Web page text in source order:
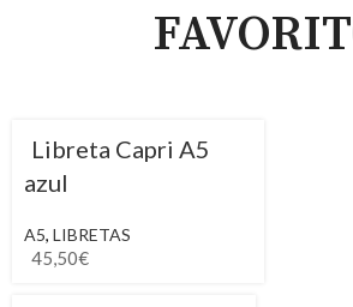
Libreta Capri A5
azul
A5, LIBRETAS
45,50€